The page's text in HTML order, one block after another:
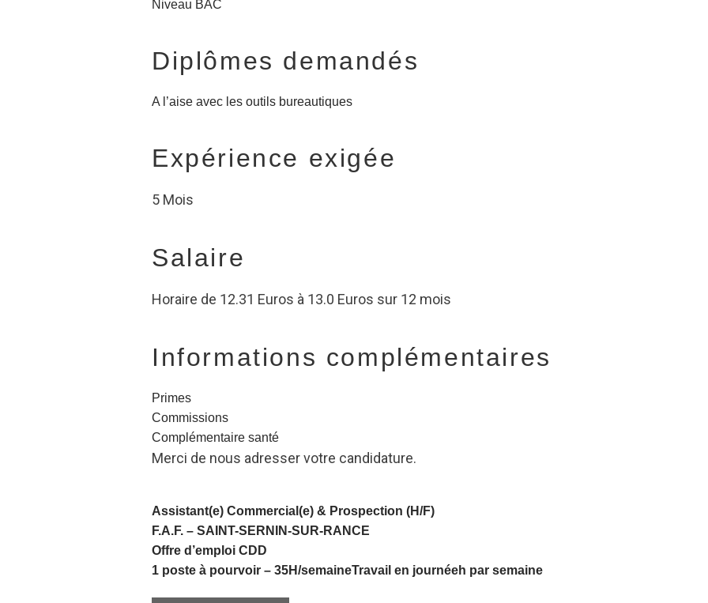
Niveau BAC
Diplômes demandés
A l’aise avec les outils bureautiques
Expérience exigée
5 Mois
Salaire
Horaire de 12.31 Euros à 13.0 Euros sur 12 mois
Informations complémentaires
Primes
Commissions
Complémentaire santé
Merci de nous adresser votre candidature.
Assistant(e) Commercial(e) & Prospection (H/F)
F.A.F. – SAINT-SERNIN-SUR-RANCE
Offre d’emploi CDD
1 poste à pourvoir – 35H/semaineTravail en journéeh par semaine